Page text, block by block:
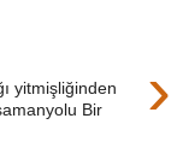
›
yitmişliğinden
Bir